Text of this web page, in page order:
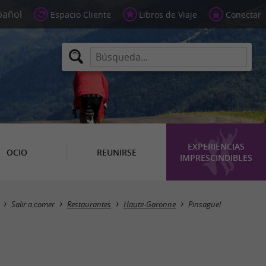
Espacio Cliente Libros de Viaje Conectar
OCIO REUNIRSE
EXPERIENCIAS
IMPRESCINDIBLES
Masquer la carte
Salir a comer Restaurantes Haute-Garonne Pinsaguel